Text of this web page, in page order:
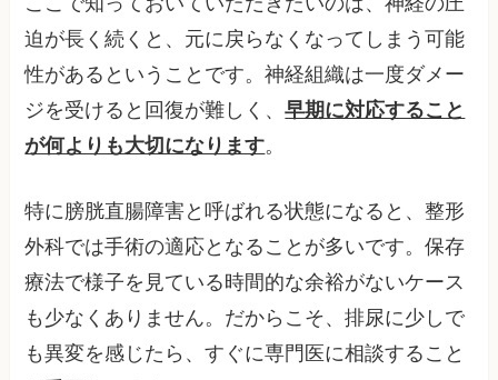
迫が長く続くと、元に戻らなくなってしまう可能
性があるということです。神経組織は一度ダメー
ジを受けると回復が難しく、早期に対応すること
が何よりも大切になります。
特に膀胱直腸障害と呼ばれる状態になると、整形
外科では手術の適応となることが多いです。保存
療法で様子を見ている時間的な余裕がないケース
も少なくありません。だからこそ、排尿に少しで
も異変を感じたら、すぐに専門医に相談すること